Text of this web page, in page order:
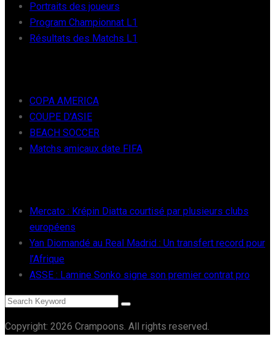
Portraits des joueurs
Program Championnat L1
Résultats des Matchs L1
COPA AMERICA
COUPE D’ASIE
BEACH SOCCER
Matchs amicaux date FIFA
Mercato : Krépin Diatta courtisé par plusieurs clubs
européens
Yan Diomandé au Real Madrid : Un transfert record pour
l’Afrique
ASSE : Lamine Sonko signe son premier contrat pro
Copyright: 2026 Crampoons. All rights reserved.